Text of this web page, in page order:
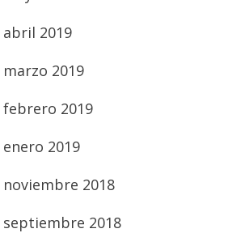
abril 2019
marzo 2019
febrero 2019
enero 2019
noviembre 2018
septiembre 2018